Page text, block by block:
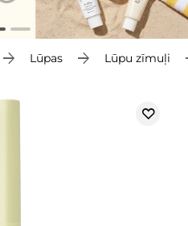
Lūpas Lūpu zīmuļi